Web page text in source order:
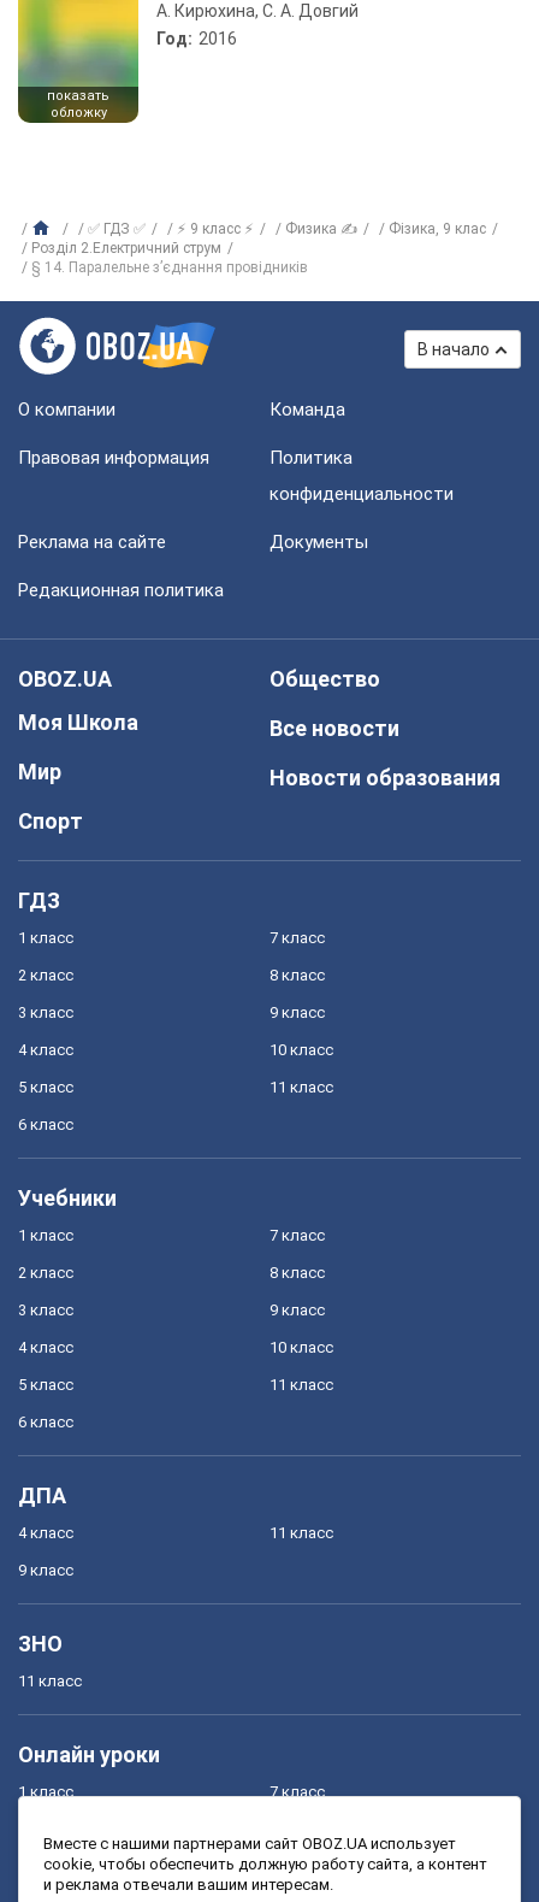
показать
обложку
А. Кирюхина, С. А. Довгий
Год: 2016
✅ ГДЗ ✅ ⚡ 9 класс ⚡ Физика ✍
Фізика, 9 клас
Розділ 2.Електричний струм
§ 14. Паралельне з’єднання провідників
В начало
О компании Команда
Правовая информация
Политика
конфиденциальности
Реклама на сайте Документы
Редакционная политика
OBOZ.UA
Моя Школа
Мир
Спорт
Общество
Все новости
Новости образования
ГДЗ
1 класс
2 класс
3 класс
4 класс
5 класс
6 класс
7 класс
8 класс
9 класс
10 класс
11 класс
Учебники
1 класс
2 класс
3 класс
4 класс
5 класс
6 класс
7 класс
8 класс
9 класс
10 класс
11 класс
ДПА
4 класс
9 класс
11 класс
ЗНО
11 класс
Онлайн уроки
1 класс
3 класс
7 класс
9 класс
Вместе с нашими партнерами сайт OBOZ.UA использует
cookie, чтобы обеспечить должную работу сайта, а контент
и реклама отвечали вашим интересам.